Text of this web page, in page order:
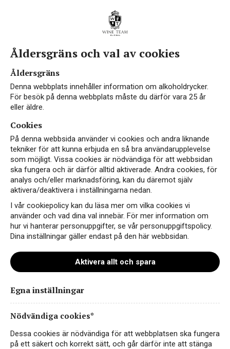
NYHET
Pazzione Sparkling Sangria
Citrus Peach Pineapple
SANGRIA
SPANIEN
Åldersgräns och val av cookies
Åldersgräns
Denna webbplats innehåller information om alkoholdrycker.
För besök på denna webbplats måste du därför vara 25 år
eller äldre.
Cookies
På denna webbsida använder vi cookies och andra liknande
tekniker för att kunna erbjuda en så bra användarupplevelse
som möjligt. Vissa cookies är nödvändiga för att webbsidan
ska fungera och är därför alltid aktiverade. Andra cookies, för
analys och/eller marknadsföring, kan du däremot själv
aktivera/deaktivera i inställningarna nedan.
I vår cookiepolicy kan du läsa mer om vilka cookies vi
använder och vad dina val innebär. För mer information om
hur vi hanterar personuppgifter, se vår personuppgiftspolicy.
Dina inställningar gäller endast på den här webbsidan.
Aktivera allt och spara
Egna inställningar
Nödvändiga cookies*
Dessa cookies är nödvändiga för att webbplatsen ska fungera
på ett säkert och korrekt sätt, och går därför inte att stänga